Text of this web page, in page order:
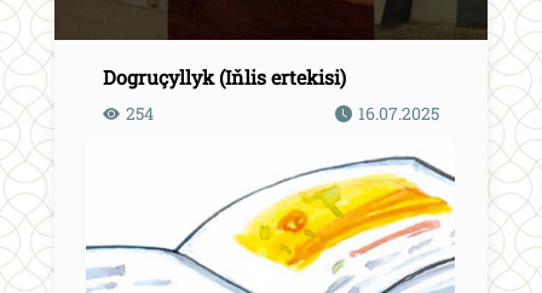
Dogruçyllyk (Iňlis ertekisi)
254 16.07.2025